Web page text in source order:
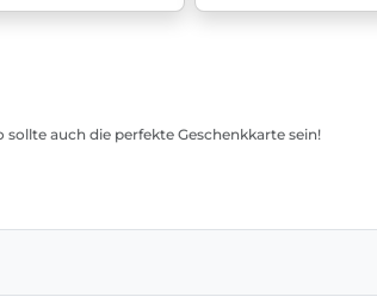
auch die perfekte Geschenkkarte sein!